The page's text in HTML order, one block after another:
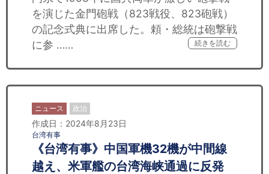
を演じた金門砲戦（823戦役、823砲戦）
の記念式典に出席した。頼・総統は砲撃戦
に参 ……
続きを読む
ニュース 政治
作成日：2024年8月23日
台湾有事
《台湾有事》中国軍機32機が中間線
越え、米軍艦の台湾海峡通過に反発